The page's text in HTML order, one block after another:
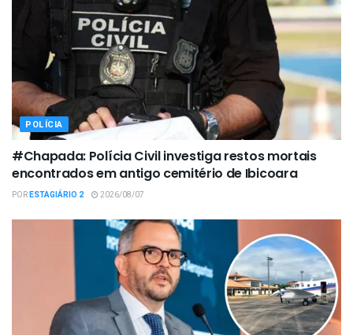
POLÍCIA
#Chapada: Polícia Civil investiga restos mortais
encontrados em antigo cemitério de Ibicoara
PORESTAGIÁRIO 2 2026/08/07